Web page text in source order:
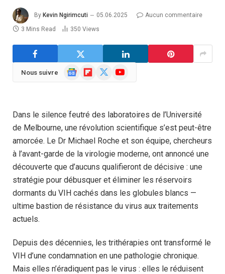
By Kevin Ngirimcuti 05.06.2025
Aucun commentaire
3 Mins Read
350 Views
Nous suivre
GoogleFlipboard YouTube
Dans le silence feutré des laboratoires de l’Université
de Melbourne, une révolution scientifique s’est peut-être
amorcée. Le Dr Michael Roche et son équipe, chercheurs
à l’avant-garde de la virologie moderne, ont annoncé une
découverte que d’aucuns qualifieront de décisive : une
stratégie pour débusquer et éliminer les réservoirs
dormants du VIH cachés dans les globules blancs —
ultime bastion de résistance du virus aux traitements
actuels.
Depuis des décennies, les trithérapies ont transformé le
VIH d’une condamnation en une pathologie chronique.
Mais elles n’éradiquent pas le virus : elles le réduisent